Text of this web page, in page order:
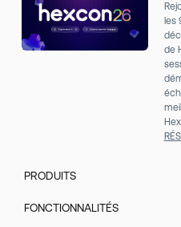
les
de
PRODUITS
Gestion unifiée des points de
FONCTIONNALITÉS